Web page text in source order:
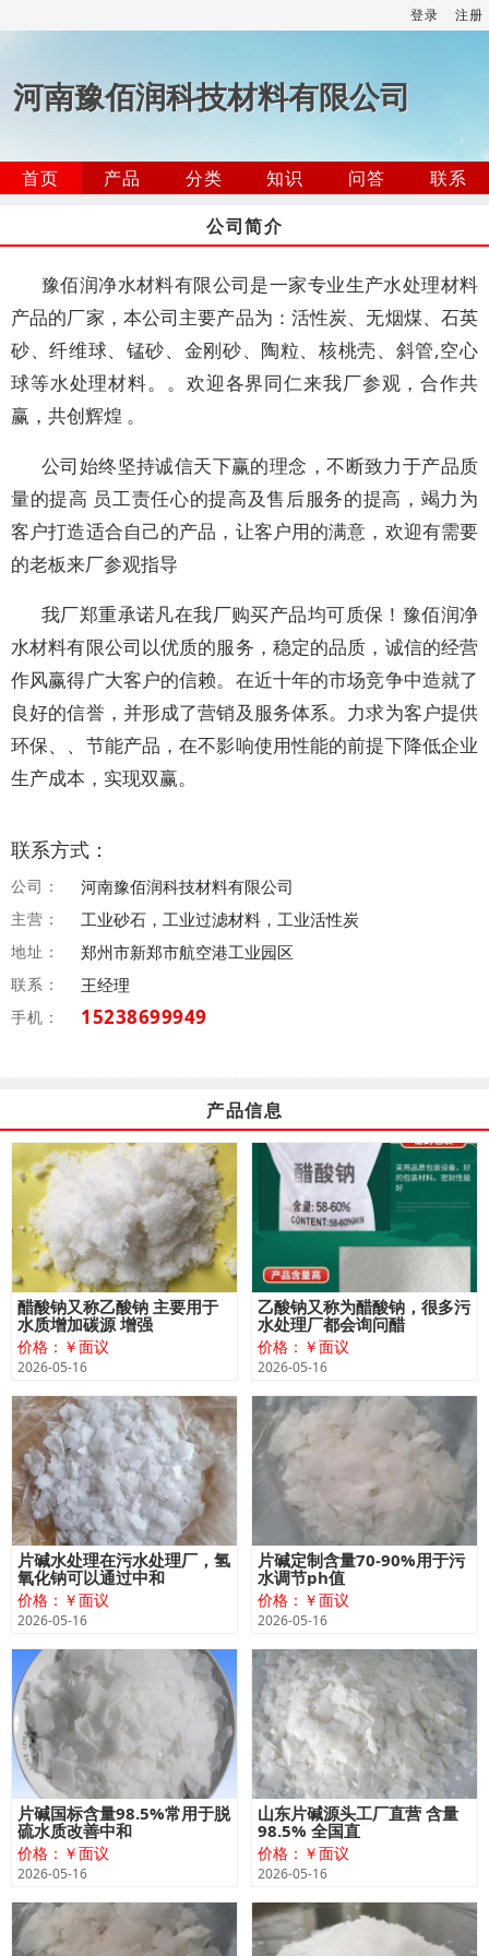
登录 注册
河南豫佰润科技材料有限公司
首页 产品 分类 知识 问答
联系
公司简介
豫佰润净水材料有限公司是一家专业生产水处理材料
产品的厂家，本公司主要产品为：活性炭、无烟煤、石英
砂、纤维球、锰砂、金刚砂、陶粒、核桃壳、斜管,空心
球等水处理材料。。欢迎各界同仁来我厂参观，合作共
赢，共创辉煌 。
公司始终坚持诚信天下赢的理念，不断致力于产品质
量的提高 员工责任心的提高及售后服务的提高，竭力为
客户打造适合自己的产品，让客户用的满意，欢迎有需要
的老板来厂参观指导
我厂郑重承诺凡在我厂购买产品均可质保！豫佰润净
水材料有限公司以优质的服务，稳定的品质，诚信的经营
作风赢得广大客户的信赖。在近十年的市场竞争中造就了
良好的信誉，并形成了营销及服务体系。力求为客户提供
环保、、节能产品，在不影响使用性能的前提下降低企业
生产成本，实现双赢。
联系方式：
公司： 河南豫佰润科技材料有限公司
主营： 工业砂石，工业过滤材料，工业活性炭
地址： 郑州市新郑市航空港工业园区
联系： 王经理
手机： 15238699949
产品信息
醋酸钠又称乙酸钠 主要用于
水质增加碳源 增强
价格：￥面议
2026-05-16
乙酸钠又称为醋酸钠，很多污
水处理厂都会询问醋
价格：￥面议
2026-05-16
片碱水处理在污水处理厂，氢
氧化钠可以通过中和
价格：￥面议
2026-05-16
片碱定制含量70-90%用于污
水调节ph值
价格：￥面议
2026-05-16
片碱国标含量98.5%常用于脱
硫水质改善中和
价格：￥面议
2026-05-16
山东片碱源头工厂直营 含量
98.5% 全国直
价格：￥面议
2026-05-16